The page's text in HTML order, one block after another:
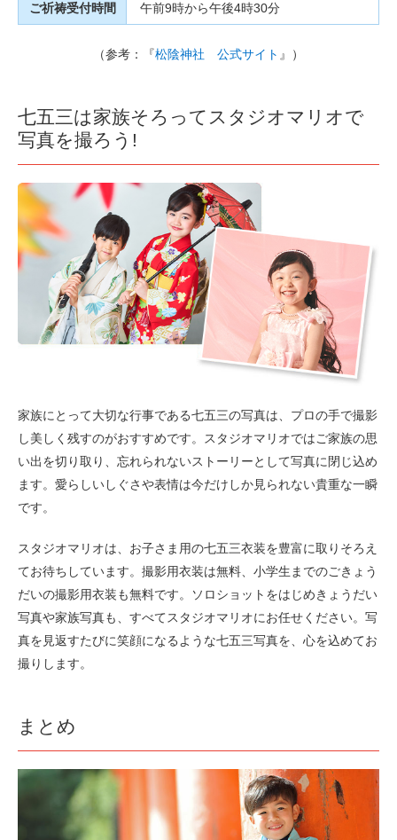
ご祈祷受付時間 午前9時から午後4時30分
（参考：『松陰神社 公式サイト 』）
七五三は家族そろってスタジオマリオで
写真を撮ろう!
家族にとって大切な行事である七五三の写真は、プロの手で撮影
し美しく残すのがおすすめです。スタジオマリオではご家族の思
い出を切り取り、忘れられないストーリーとして写真に閉じ込め
ます。愛らしいしぐさや表情は今だけしか見られない貴重な一瞬
です。
スタジオマリオは、お子さま用の七五三衣装を豊富に取りそろえ
てお待ちしています。撮影用衣装は無料、小学生までのごきょう
だいの撮影用衣装も無料です。ソロショットをはじめきょうだい
写真や家族写真も、すべてスタジオマリオにお任せください。写
真を見返すたびに笑顔になるような七五三写真を、心を込めてお
撮りします。
まとめ